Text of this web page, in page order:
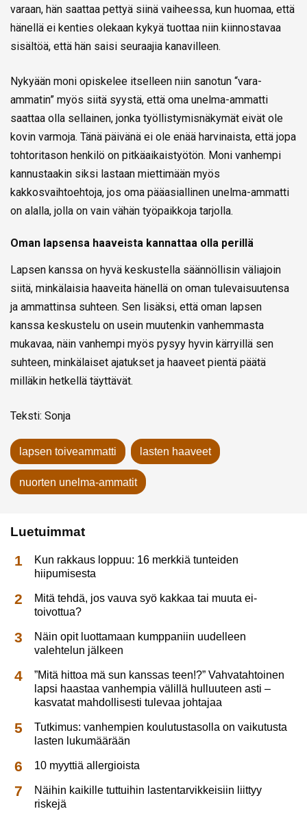
varaan, hän saattaa pettyä siinä vaiheessa, kun huomaa, että
hänellä ei kenties olekaan kykyä tuottaa niin kiinnostavaa
sisältöä, että hän saisi seuraajia kanavilleen.
Nykyään moni opiskelee itselleen niin sanotun “vara-
ammatin” myös siitä syystä, että oma unelma-ammatti
saattaa olla sellainen, jonka työllistymisnäkymät eivät ole
kovin varmoja. Tänä päivänä ei ole enää harvinaista, että jopa
tohtoritason henkilö on pitkäaikaistyötön. Moni vanhempi
kannustaakin siksi lastaan miettimään myös
kakkosvaihtoehtoja, jos oma pääasiallinen unelma-ammatti
on alalla, jolla on vain vähän työpaikkoja tarjolla.
Oman lapsensa haaveista kannattaa olla perillä
Lapsen kanssa on hyvä keskustella säännöllisin väliajoin
siitä, minkälaisia haaveita hänellä on oman tulevaisuutensa
ja ammattinsa suhteen. Sen lisäksi, että oman lapsen
kanssa keskustelu on usein muutenkin vanhemmasta
mukavaa, näin vanhempi myös pysyy hyvin kärryillä sen
suhteen, minkälaiset ajatukset ja haaveet pientä päätä
milläkin hetkellä täyttävät.
Teksti: Sonja
lapsen toiveammatti lasten haaveet
nuorten unelma-ammatit
Luetuimmat
Kun rakkaus loppuu: 16 merkkiä tunteiden
hiipumisesta
Mitä tehdä, jos vauva syö kakkaa tai muuta ei-
toivottua?
Näin opit luottamaan kumppaniin uudelleen
valehtelun jälkeen
”Mitä hittoa mä sun kanssas teen!?” Vahvatahtoinen
lapsi haastaa vanhempia välillä hulluuteen asti –
kasvatat mahdollisesti tulevaa johtajaa
Tutkimus: vanhempien koulutustasolla on vaikutusta
lasten lukumäärään
10 myyttiä allergioista
Näihin kaikille tuttuihin lastentarvikkeisiin liittyy
riskejä